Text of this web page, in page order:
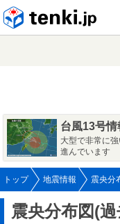
台風13号情
大型で非常に
進んでいます
トップ 地震情報 震央分
震央分布図(